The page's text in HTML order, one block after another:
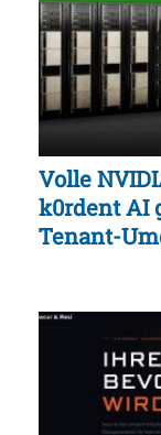
Volle
k0rdent AI
Tenant-